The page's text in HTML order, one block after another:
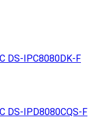
DS-IPC8080DK-F
DS-IPD8080CQS-F